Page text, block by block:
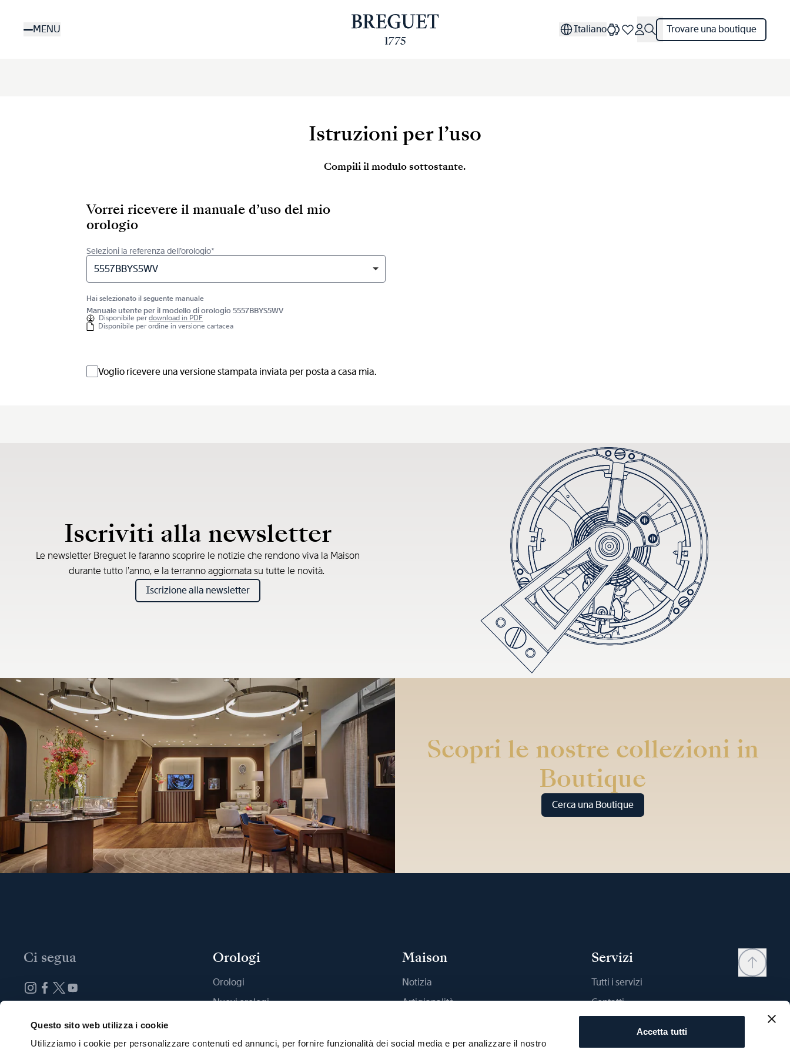
Questo sito web utilizza i cookie
Utilizziamo i cookie per personalizzare contenuti ed annunci, per fornire funzionalità dei social media e per analizzare il nostro
Accetta tutti
contenutoMENU Italiano Trovare una boutique
Istruzioni per l’uso
Compili il modulo sottostante.
Vorrei ricevere il manuale d’uso del mio
orologio
Selezioni la referenza dell’orologio*
5557BBYS5WV
Hai selezionato il seguente manuale
Manuale utente per il modello di orologio 5557BBYS5WV
Disponibile perdownload in PDF
Disponibile per ordine in versione cartacea
Voglio ricevere una versione stampata inviata per posta a casa mia.
Iscriviti alla newsletter
Le newsletter Breguet le faranno scoprire le notizie che rendono viva la Maison
durante tutto l’anno, e la terranno aggiornata su tutte le novità.
Iscrizione alla newsletter
Scopri le nostre collezioni in
Boutique
Cerca una Boutique
Ci segua Orologi
Orologi
Nuovi orologi
Maison
Notizia
Artigianalità
Sostenibilità
Servizi
Tutti i servizi
Contatti